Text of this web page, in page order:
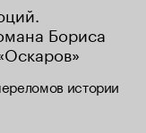
Бориса
истории